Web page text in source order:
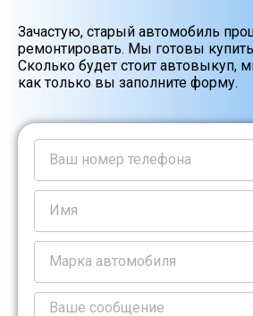
Зачастую, старый автомобиль
ремонтировать. Мы готовы
Сколько будет стоит автовыкуп,
как только вы заполните форму.